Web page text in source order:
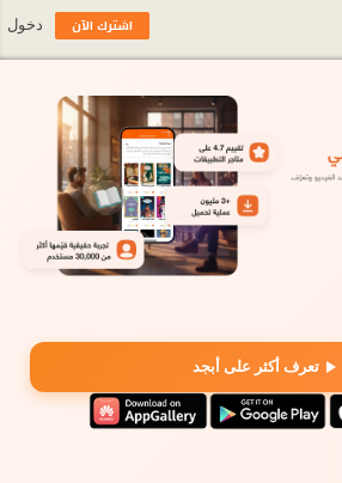
تعرف أكثر على أبجد
اشترك الآن دخول